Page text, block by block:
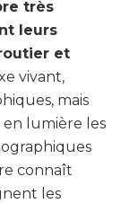
très
leurs
et
vivant,
mais
lumière les
connaît
les